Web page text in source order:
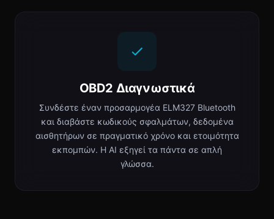
OBD2 Διαγνωστικά
Συνδέστε έναν προσαρμογέα ELM327 Bluetooth
και διαβάστε κωδικούς σφαλμάτων, δεδομένα
αισθητήρων σε πραγματικό χρόνο και ετοιμότητα
εκπομπών. Η AI εξηγεί τα πάντα σε απλή
γλώσσα.